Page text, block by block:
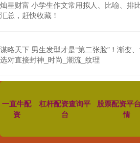
灿星财富 小学生作文常用拟人、比喻、排
汇总，赶快收藏！
谋略天下 男生发型才是“第二张脸”！渐变
选对直接封神_时尚_潮流_纹理
一直牛配
资
杠杆配资查询平
台
股票配资平
情